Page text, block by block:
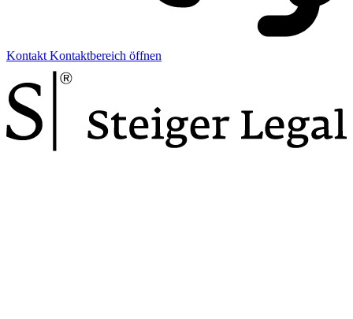
Kontakt Kontaktbereich öffnen